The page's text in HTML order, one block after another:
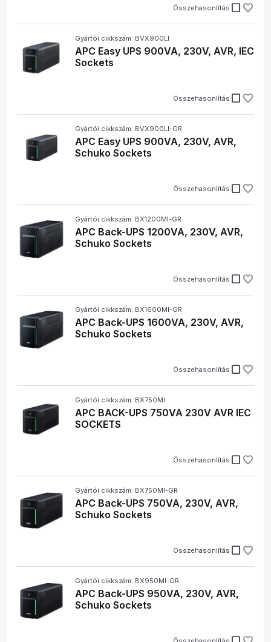
Összehasonlítás check_box_outline_blank
Gyártói cikkszám: BVX900LI
APC Easy UPS 900VA, 230V, AVR, IEC
Sockets
Összehasonlítás check_box_outline_blank
Gyártói cikkszám: BVX900LI-GR
APC Easy UPS 900VA, 230V, AVR,
Schuko Sockets
Összehasonlítás check_box_outline_blank
Gyártói cikkszám: BX1200MI-GR
APC Back-UPS 1200VA, 230V, AVR,
Schuko Sockets
Összehasonlítás check_box_outline_blank
Gyártói cikkszám: BX1600MI-GR
APC Back-UPS 1600VA, 230V, AVR,
Schuko Sockets
Összehasonlítás check_box_outline_blank
Gyártói cikkszám: BX750MI
APC BACK-UPS 750VA 230V AVR IEC
SOCKETS
Összehasonlítás check_box_outline_blank
Gyártói cikkszám: BX750MI-GR
APC Back-UPS 750VA, 230V, AVR,
Schuko Sockets
Összehasonlítás check_box_outline_blank
Gyártói cikkszám: BX950MI-GR
APC Back-UPS 950VA, 230V, AVR,
Schuko Sockets